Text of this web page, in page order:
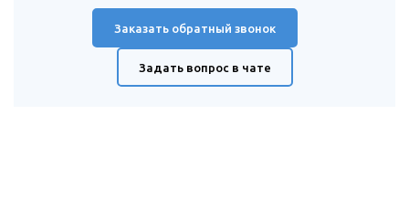
Заказать обратный звонок
Задать вопрос в чате